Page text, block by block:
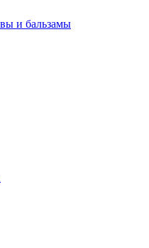
и бальзамы